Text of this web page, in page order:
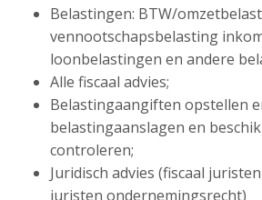
Belastingen: BTW/
vennootschapsbelasting
loonbelastingen en andere
Alle fiscaal advies;
Belastingaangiften opstellen
belastingaanslagen en
controleren;
Juridisch advies (fiscaal
juristen ondernemingsrecht)